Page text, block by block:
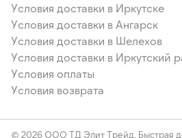
Условия доставки в Иркутске
Условия доставки в Ангарск
Условия доставки в Шелехов
Условия доставки в Иркутский
Условия оплаты
Условия возврата
© 2026 ООО ТД Элит Трейд. Быстрая